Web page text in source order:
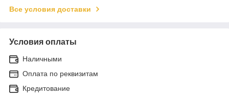
Все условия доставки
Условия оплаты
Наличными
Оплата по реквизитам
Кредитование